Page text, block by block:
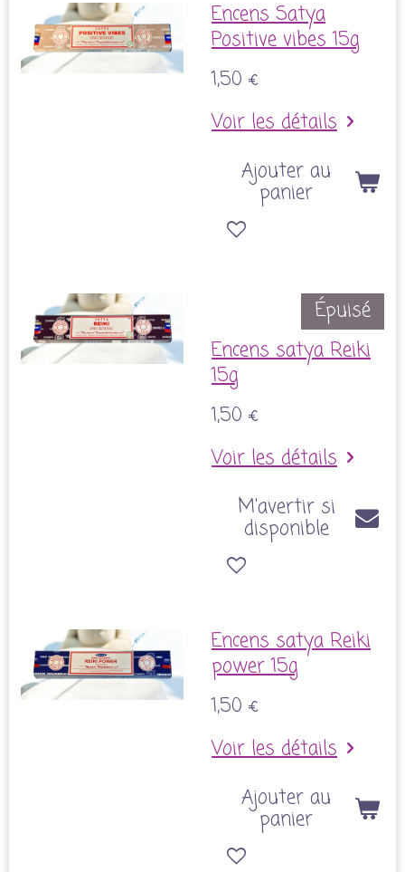
Encens Satya
Positive vibes 15g
1,50 €
Voir les détails
Ajouter au
panier
Épuisé
Encens satya Reiki
15g
1,50 €
Voir les détails
M'avertir si
disponible
Encens satya Reiki
power 15g
1,50 €
Voir les détails
Ajouter au
panier